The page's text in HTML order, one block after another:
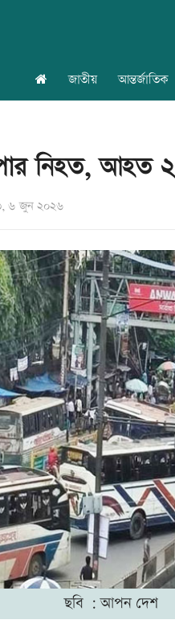
জাতীয় আন্তর্জাতিক
নিহত, আহত ২
৬ জুন ২০২৬
ছবি : আপন দেশ